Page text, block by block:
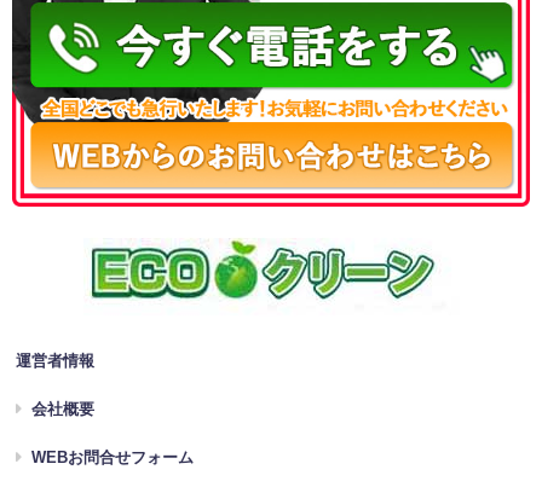
運営者情報
会社概要
WEBお問合せフォーム